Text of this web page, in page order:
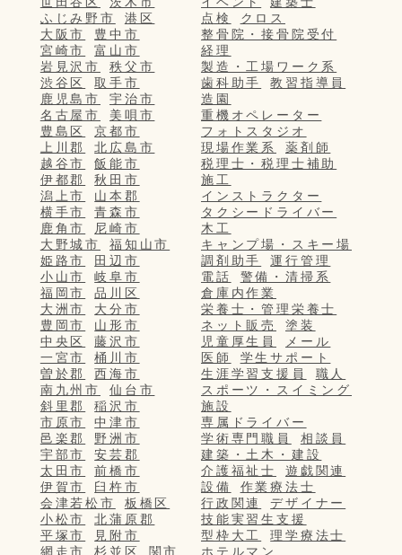
ふじみ野市
港区
大阪市
豊中市
宮崎市
富山市
岩見沢市
秩父市
渋谷区
取手市
鹿児島市
宇治市
名古屋市
美唄市
豊島区
京都市
上川郡
北広島市
越谷市
飯能市
伊都郡
秋田市
潟上市
山本郡
横手市
青森市
鹿角市
尼崎市
大野城市
福知山市
姫路市
田辺市
小山市
岐阜市
福岡市
品川区
大洲市
大分市
豊岡市
山形市
中央区
藤沢市
一宮市
桶川市
曽於郡
西海市
南九州市
仙台市
斜里郡
稲沢市
市原市
中津市
邑楽郡
野洲市
宇部市
安芸郡
太田市
前橋市
伊賀市
臼杵市
会津若松市
板橋区
小松市
北蒲原郡
平塚市
見附市
網走市
杉並区
関市
点検
クロス
整骨院・接骨院受付
経理
製造・工場ワーク系
歯科助手
教習指導員
造園
重機オペレーター
フォトスタジオ
現場作業系
薬剤師
税理士・税理士補助
施工
インストラクター
タクシードライバー
木工
キャンプ場・スキー場
調剤助手
運行管理
電話
警備・清掃系
倉庫内作業
栄養士・管理栄養士
ネット販売
塗装
児童厚生員
メール
医師
学生サポート
生涯学習支援員
職人
スポーツ・スイミング
施設
専属ドライバー
学術専門職員
相談員
建築・土木・建設
介護福祉士
遊戯関連
設備
作業療法士
行政関連
デザイナー
技能実習生支援
型枠大工
理学療法士
ホテルマン